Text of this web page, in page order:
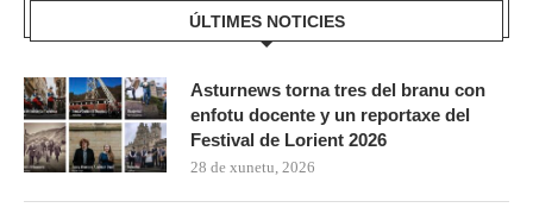
ÚLTIMES NOTICIES
Asturnews torna tres del branu con
enfotu docente y un reportaxe del
Festival de Lorient 2026
28 de xunetu, 2026